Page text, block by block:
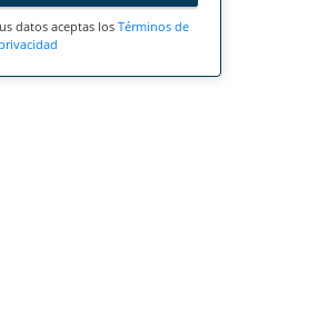
datos aceptas los Términos de